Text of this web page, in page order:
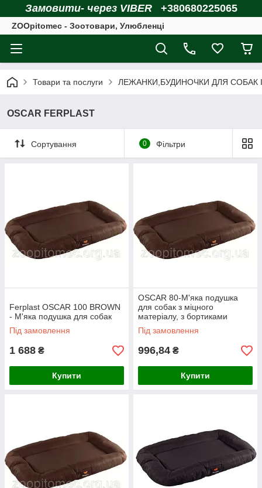
Замовити- через VIBER +380680225065
ZOOpitomec - Зоотовари, Улюбленці
Товари та послуги ЛЕЖАНКИ,БУДИНОЧКИ ДЛЯ СОБАК
OSCAR FERPLAST
Сортування 0 Фільтри
Ferplast OSCAR 100 BROWN
- М'яка подушка для собак
Під замовлення
1 688 ₴
Купити
OSCAR 80-М'яка подушка
для собак з міцного
матеріалу, з бортиками
Під замовлення
996,84 ₴
Купити